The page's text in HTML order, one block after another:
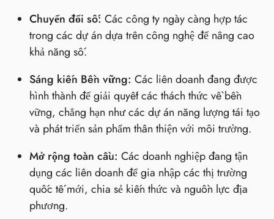
Chuyển đổi số: Các công ty ngày càng hợp tác
trong các dự án dựa trên công nghệ để nâng cao
khả năng số.
Sáng kiến Bền vững: Các liên doanh đang được
hình thành để giải quyết các thách thức về bền
vững, chẳng hạn như các dự án năng lượng tái tạo
và phát triển sản phẩm thân thiện với môi trường.
Mở rộng toàn cầu: Các doanh nghiệp đang tận
dụng các liên doanh để gia nhập các thị trường
quốc tế mới, chia sẻ kiến thức và nguồn lực địa
phương.